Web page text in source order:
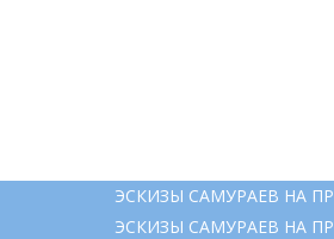
ЭСКИЗЫ САМУРАЕВ НА
ЭСКИЗЫ САМУРАЕВ НА